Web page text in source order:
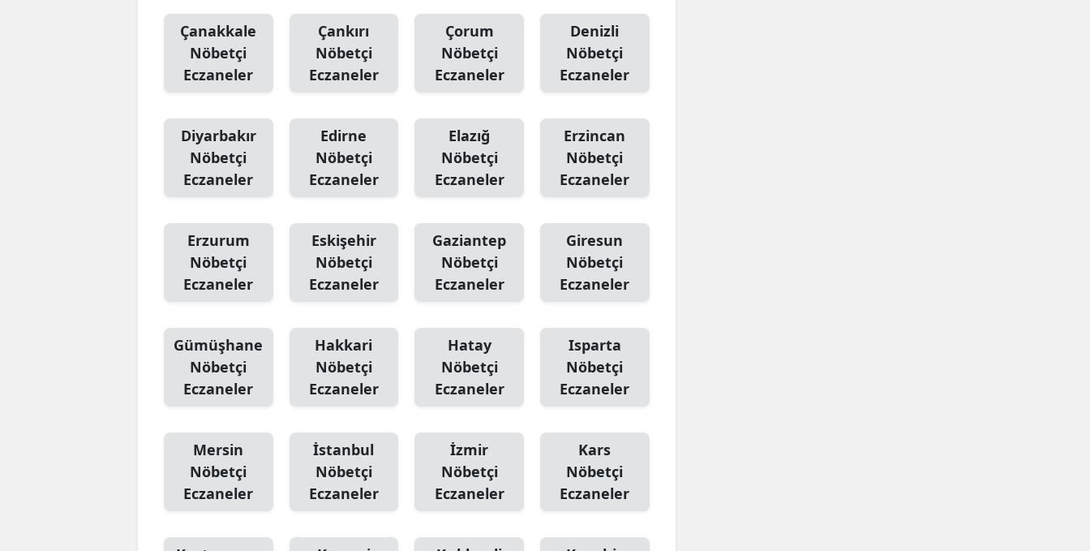
Batman
Bartın
Ardahan
Iğdır
Yalova
Karabük
Kilis
Düzce
Çanakkale
Nöbetçi
Eczaneler
Çankırı
Nöbetçi
Eczaneler
Çorum
Nöbetçi
Eczaneler
Denizli
Nöbetçi
Eczaneler
Diyarbakır
Nöbetçi
Eczaneler
Edirne
Nöbetçi
Eczaneler
Elazığ
Nöbetçi
Eczaneler
Erzincan
Nöbetçi
Eczaneler
Erzurum
Nöbetçi
Eczaneler
Eskişehir
Nöbetçi
Eczaneler
Gaziantep
Nöbetçi
Eczaneler
Giresun
Nöbetçi
Eczaneler
Gümüşhane
Nöbetçi
Eczaneler
Hakkari
Nöbetçi
Eczaneler
Hatay
Nöbetçi
Eczaneler
Isparta
Nöbetçi
Eczaneler
Mersin
Nöbetçi
Eczaneler
İstanbul
Nöbetçi
Eczaneler
İzmir
Nöbetçi
Eczaneler
Kars
Nöbetçi
Eczaneler